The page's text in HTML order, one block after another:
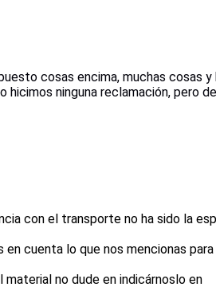
cosas encima, muchas cosas y
ninguna reclamación, pero
con el transporte no ha sido la
cuenta lo que nos mencionas
no dude en indicárnoslo en